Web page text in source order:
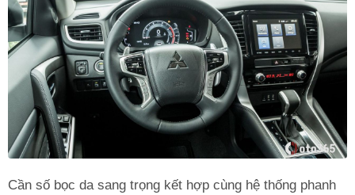
Cần số bọc da sang trọng kết hợp cùng hệ thống phanh